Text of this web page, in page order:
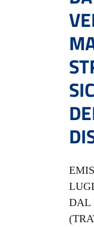
DAL